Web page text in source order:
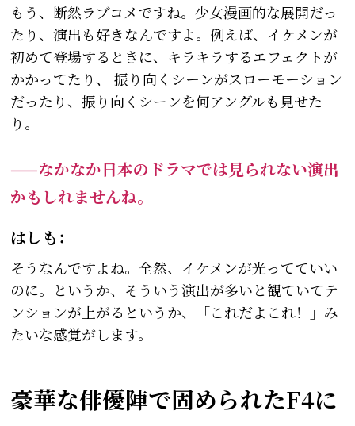
もう、断然ラブコメですね。少女漫画的な展開だっ
たり、演出も好きなんですよ。例えば、イケメンが
初めて登場するときに、キラキラするエフェクトが
かかってたり、 振り向くシーンがスローモーション
だったり、振り向くシーンを何アングルも見せた
り。
——なかなか日本のドラマでは見られない演出
かもしれませんね。
はしも：
そうなんですよね。全然、イケメンが光ってていい
のに。というか、そういう演出が多いと観ていてテ
ンションが上がるというか、「これだよこれ！」み
たいな感覚がします。
豪華な俳優陣で固められたF4に